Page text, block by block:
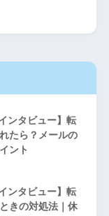
ンタビュー】転
たら？メールの
ント
ンタビュー】転
きの対処法｜休